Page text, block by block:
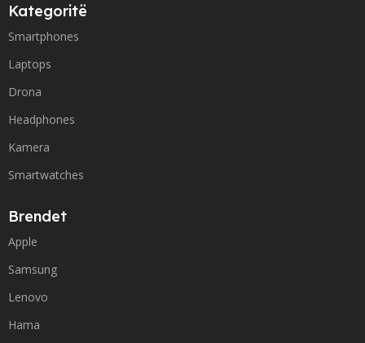
Kategoritë
Smartphones
Laptops
Drona
Headphones
Kamera
Smartwatches
Brendet
Apple
Samsung
Lenovo
Hama